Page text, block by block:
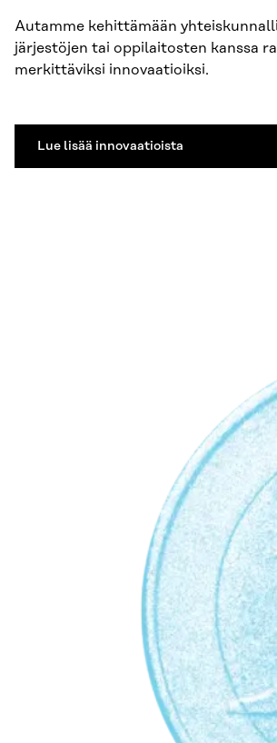
Autamme kehittämään
järjestöjen tai oppilaitosten kanssa
merkittäviksi innovaatioiksi.
Lue lisää innovaatioista